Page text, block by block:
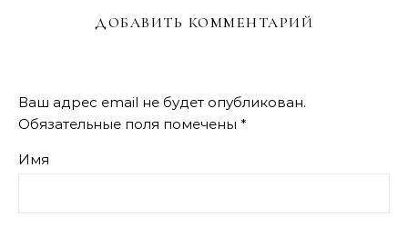
ДОБАВИТЬ КОММЕНТАРИЙ
Ваш адрес email не будет опубликован.
Обязательные поля помечены *
Имя